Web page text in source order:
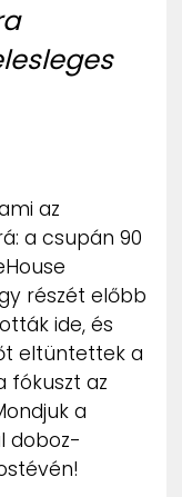
az
a csupán 90
részét előbb
ide, és
eltüntettek a
fókuszt az
a
doboz-